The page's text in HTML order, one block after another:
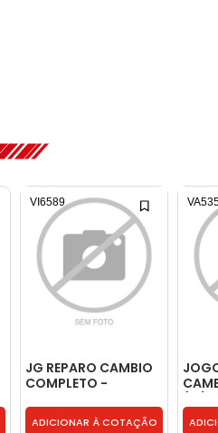
JG REPARO CAMBIO
COMPLETO -
ADICIONAR À COTAÇÃO
VI6589